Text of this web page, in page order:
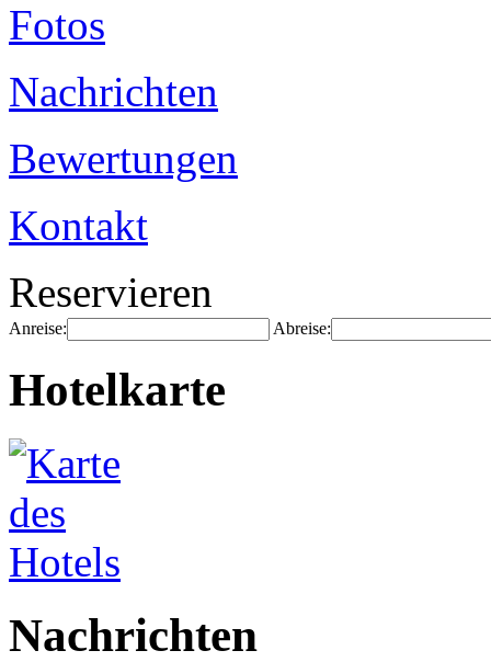
Fotos
Nachrichten
Bewertungen
Kontakt
Reservieren
Anreise: Abreise:
Hotelkarte
Nachrichten